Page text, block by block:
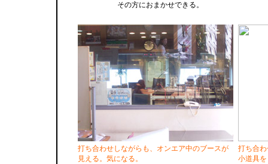
その方におまかせできる。
打ち合わせしながらも、オンエア中のブースが
見える。気になる。
打ち合
小道具